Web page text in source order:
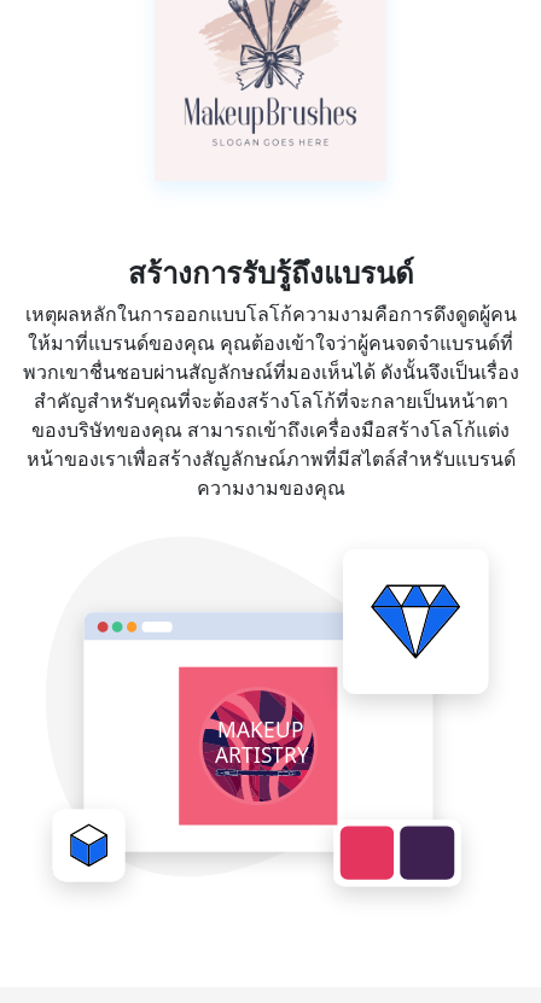
สร้างการรับรู้ถึงแบรนด์
เหตุผลหลักในการออกแบบโลโก้ความงามคือการดึงดูดผู้คน
ให้มาที่แบรนด์ของคุณ คุณต้องเข้าใจว่าผู้คนจดจำแบรนด์ที่
พวกเขาชื่นชอบผ่านสัญลักษณ์ที่มองเห็นได้ ดังนั้นจึงเป็นเรื่อง
สำคัญสำหรับคุณที่จะต้องสร้างโลโก้ที่จะกลายเป็นหน้าตา
ของบริษัทของคุณ สามารถเข้าถึงเครื่องมือสร้างโลโก้แต่ง
หน้าของเราเพื่อสร้างสัญลักษณ์ภาพที่มีสไตล์สำหรับแบรนด์
ความงามของคุณ